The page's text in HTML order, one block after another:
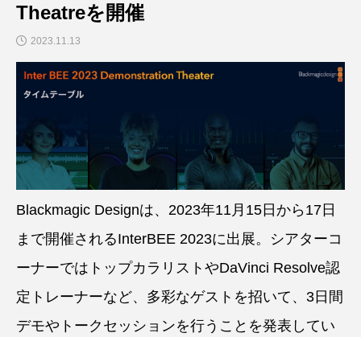
Theatreを開催
2023.11.13
Blackmagic Designは、2023年11月15日から17日
まで開催されるInterBEE 2023に出展。シアターコ
ーナーではトップカラリストやDaVinci Resolve認
定トレーナーなど、多彩なゲストを招いて、3日間
デモやトークセッションを行うことを発表してい